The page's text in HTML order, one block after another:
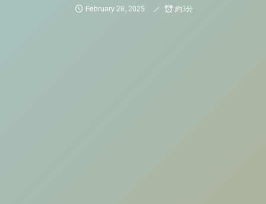
February 28, 2025 約3分